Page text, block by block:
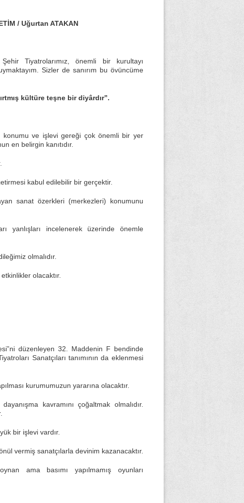
/ Uğurtan ATAKAN
Tiyatrolarımız, önemli bir kurultayı
Sizler de sanırım bu övüncüme
kültüre teşne bir diyârdır”.
konumu ve işlevi gereği çok önemli bir yer
en belirgin kanıtıdır.
kabul edilebilir bir gerçektir.
sanat özerkleri (merkezleri) konumunu
yanlışları incelenerek üzerinde önemle
olmalıdır.
olacaktır.
düzenleyen 32. Maddenin F bendinde
Sanatçıları tanımının da eklenmesi
kurumumuzun yararına olacaktır.
kavramını çoğaltmak olmalıdır.
bir işlevi vardır.
vermiş sanatçılarla devinim kazanacaktır.
ama basımı yapılmamış oyunları